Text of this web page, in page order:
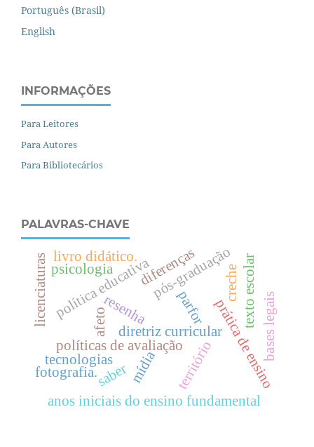
Português (Brasil)
English
INFORMAÇÕES
Para Leitores
Para Autores
Para Bibliotecários
PALAVRAS-CHAVE
resenha
território
diretriz curricularprática de ensino
texto escolar
políticas de avaliação
pós-graduação
saber
anos iniciais do ensino fundamental
política educativa
mídia
livro didático.
licenciaturas parfor
creche
bases legais
psicologia
tecnologias
fotografia.
diferenças
afeto